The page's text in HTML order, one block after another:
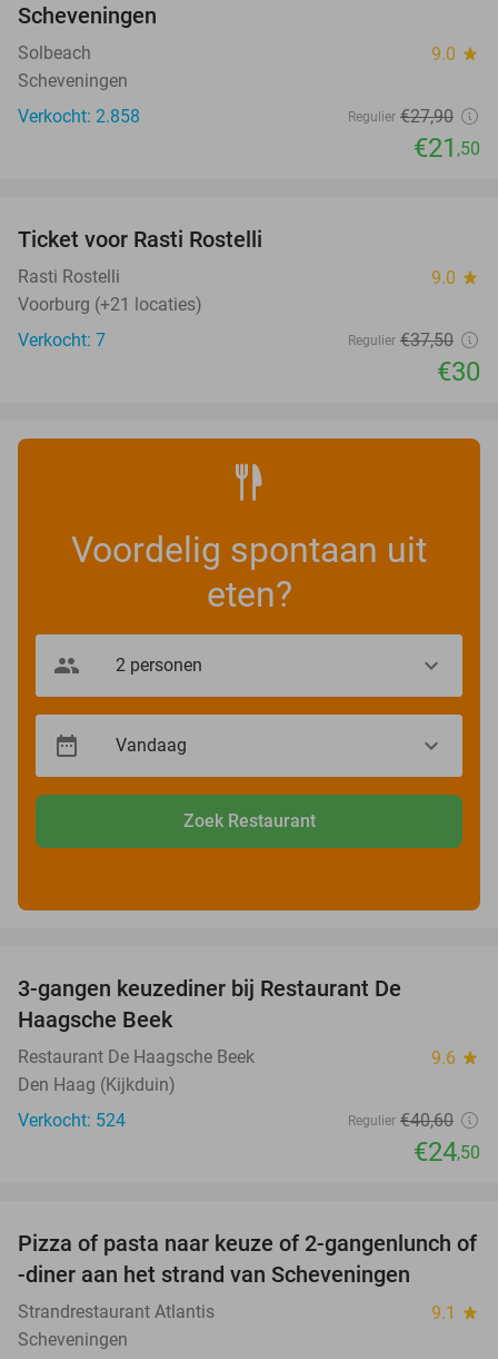
Scheveningen
Solbeach 9.0 star
Scheveningen
Verkocht: 2.858
Regulier €27,90
€21 ,50
TODAY
Ticket voor Rasti Rostelli
Rasti Rostelli 9.0 star
Voorburg (+21 locaties)
Verkocht: 7
Regulier €37,50
€30
Voordelig spontaan uit
eten?
Zoek Restaurant
3-gangen keuzediner bij Restaurant De
Haagsche Beek
Restaurant De Haagsche Beek 9.6 star
Den Haag (Kijkduin)
Verkocht: 524
Regulier €40,60
€24,50
39%
Pizza of pasta naar keuze of 2-gangenlunch of
-diner aan het strand van Scheveningen
Strandrestaurant Atlantis 9.1 star
Scheveningen